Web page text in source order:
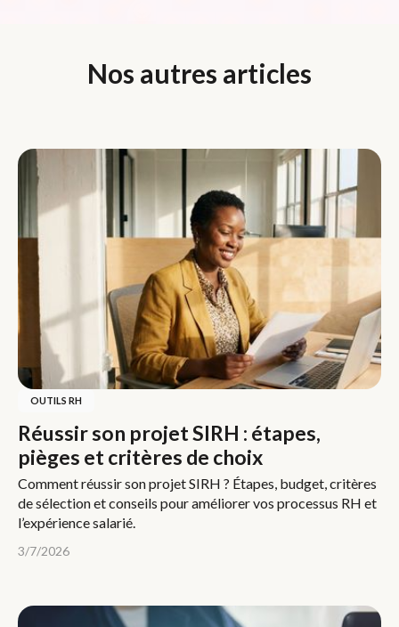
Nos autres articles
OUTILS RH
Réussir son projet SIRH : étapes,
pièges et critères de choix
Comment réussir son projet SIRH ? Étapes, budget, critères
de sélection et conseils pour améliorer vos processus RH et
l’expérience salarié.
3/7/2026